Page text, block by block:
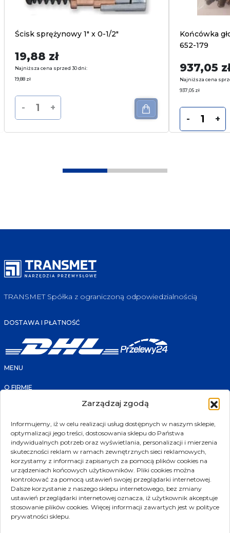
Zarządzaj zgodą
Informujemy, iż w celu realizacji usług dostępnych w naszym sklepie,
optymalizacji jego treści, dostosowania sklepu do Państwa
indywidualnych potrzeb oraz wyświetlania, personalizacji i mierzenia
skuteczności reklam w ramach zewnętrznych sieci reklamowych,
korzystamy z informacji zapisanych za pomocą plików cookies na
urządzeniach końcowych użytkowników. Pliki cookies można
kontrolować za pomocą ustawień swojej przeglądarki internetowej.
Dalsze korzystanie z naszego sklepu internetowego, bez zmiany
ustawień przeglądarki internetowej oznacza, iż użytkownik akceptuje
stosowanie plików cookies. Więcej informacji zawartych jest w polityce
prywatności sklepu.
Ścisk sprężynowy 1″ x 0-1/2″
19,88 zł
Najniższa cena sprzed 30 dni:
19,88 zł
- +
Końcówka
652-179
937,05
Najniższa cena
937,05 zł
- +
TRANSMET Spółka z ograniczoną odpowiedzialnością
DOSTAWA I PŁATNOŚĆ
MENU
O FIRMIE
PROMOCJE
NOWOŚCI
POLECANE
PRODUCENCI
KONTAKT
ul. Złotniki 207
39-300 Mielec
biuro@transmet.com.pl
sklep@transmet.com.pl